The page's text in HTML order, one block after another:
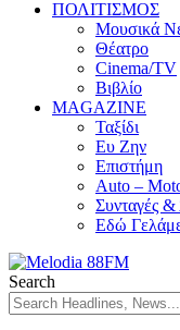
ΠΟΛΙΤΙΣΜΟΣ
Μουσικά
Θέατρο
Cinema/TV
Βιβλίο
MAGAZINE
Ταξίδι
Ευ Ζην
Επιστήμη
Auto –
Συνταγές
Εδώ
Search